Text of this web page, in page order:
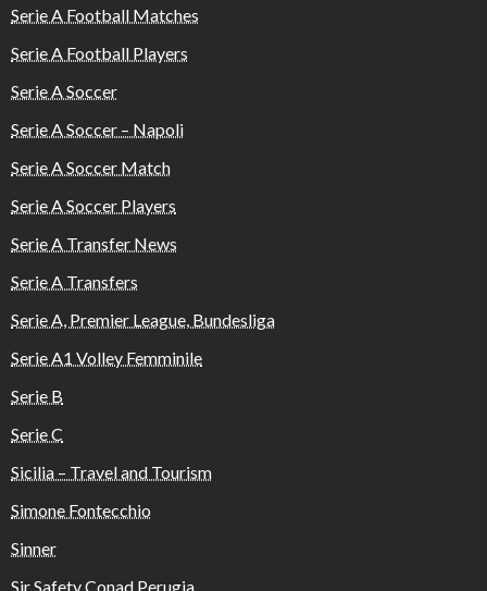
Serie A Football Matches
Serie A Football Players
Serie A Soccer
Serie A Soccer – Napoli
Serie A Soccer Match
Serie A Soccer Players
Serie A Transfer News
Serie A Transfers
Serie A, Premier League, Bundesliga
Serie A1 Volley Femminile
Serie B
Serie C
Sicilia – Travel and Tourism
Simone Fontecchio
Sinner
Sir Safety Conad Perugia